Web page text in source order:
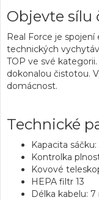
Objevte sílu
Real Force je
technických
TOP ve své
dokonalou čistotou.
domácnost.
Technické
Kapacita sáčku:
Kontrolka
Kovové
HEPA filtr 13
Délka kabelu: 7